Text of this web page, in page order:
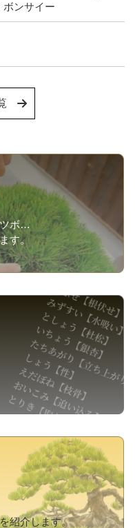
ボンサイー
ツボ…
す。
紹介します。